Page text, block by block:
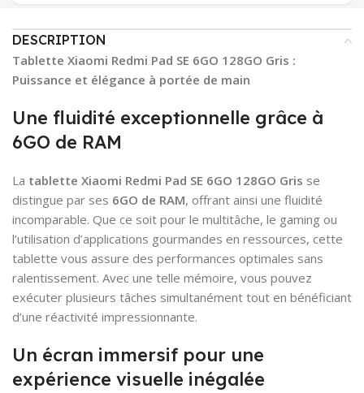
DESCRIPTION
Tablette Xiaomi Redmi Pad SE 6GO 128GO Gris :
Puissance et élégance à portée de main
Une fluidité exceptionnelle grâce à
6GO de RAM
La tablette Xiaomi Redmi Pad SE 6GO 128GO Gris se
distingue par ses 6GO de RAM, offrant ainsi une fluidité
incomparable. Que ce soit pour le multitâche, le gaming ou
l’utilisation d’applications gourmandes en ressources, cette
tablette vous assure des performances optimales sans
ralentissement. Avec une telle mémoire, vous pouvez
exécuter plusieurs tâches simultanément tout en bénéficiant
d’une réactivité impressionnante.
Un écran immersif pour une
expérience visuelle inégalée